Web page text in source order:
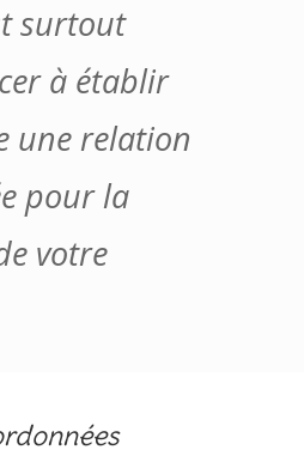
surtout
à établir
une relation
pour la
votre